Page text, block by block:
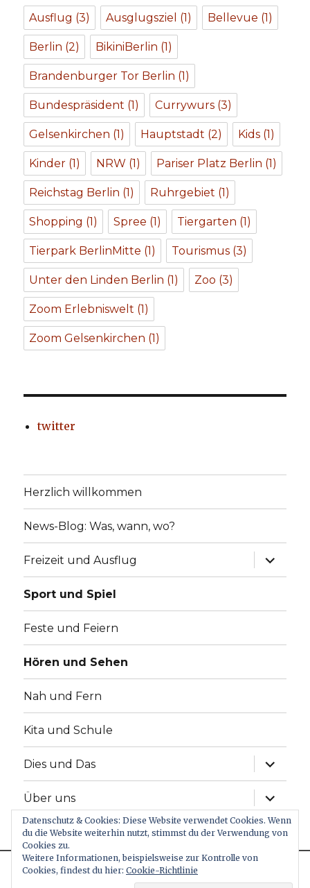
Ausflug (3) Ausglugsziel (1) Bellevue (1)
Berlin (2) BikiniBerlin (1)
Brandenburger Tor Berlin (1)
Bundespräsident (1) Currywurs (3)
Gelsenkirchen (1) Hauptstadt (2) Kids (1)
Kinder (1) NRW (1) Pariser Platz Berlin (1)
Reichstag Berlin (1) Ruhrgebiet (1)
Shopping (1) Spree (1) Tiergarten (1)
Tierpark BerlinMitte (1) Tourismus (3)
Unter den Linden Berlin (1) Zoo (3)
Zoom Erlebniswelt (1)
Zoom Gelsenkirchen (1)
twitter
Herzlich willkommen
News-Blog: Was, wann, wo?
Freizeit und Ausflug
Sport und Spiel
Feste und Feiern
Hören und Sehen
Nah und Fern
Kita und Schule
Dies und Das
Über uns
twitter
This website uses cookies to improve your experience. We'll
Datenschutz & Cookies: Diese Website verwendet Cookies. Wenn
du die Website weiterhin nutzt, stimmst du der Verwendung von
Cookies zu.
Weitere Informationen, beispielsweise zur Kontrolle von
Cookies, findest du hier: Cookie-Richtlinie